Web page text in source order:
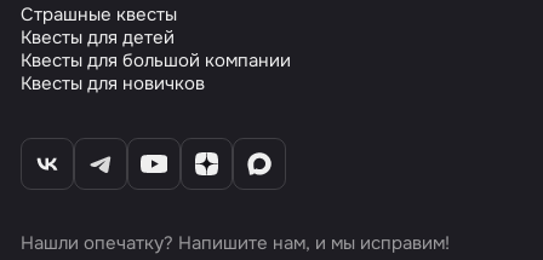
Страшные квесты
Квесты для детей
Квесты для большой компании
Квесты для новичков
Нашли опечатку? Напишите нам, и мы исправим!